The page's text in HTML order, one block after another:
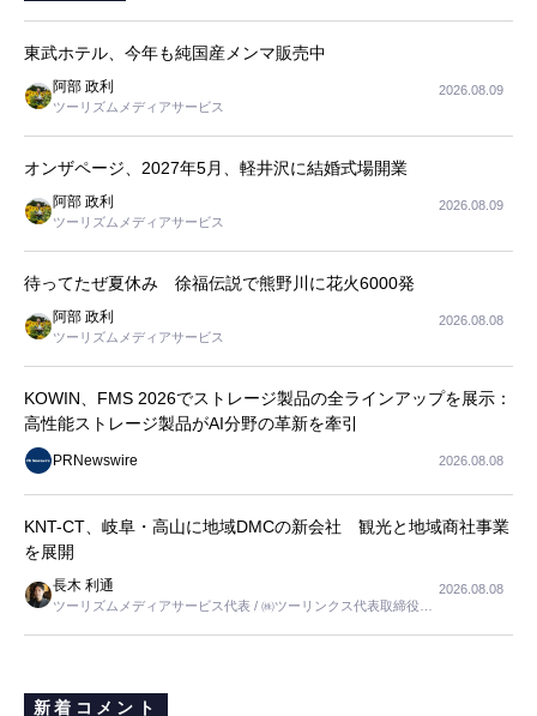
東武ホテル、今年も純国産メンマ販売中
阿部 政利
ツーリズムメディアサービス
2026.08.09
オンザページ、2027年5月、軽井沢に結婚式場開業
阿部 政利
ツーリズムメディアサービス
2026.08.09
待ってたぜ夏休み 徐福伝説で熊野川に花火6000発
阿部 政利
ツーリズムメディアサービス
2026.08.08
KOWIN、FMS 2026でストレージ製品の全ラインアップを展示：
高性能ストレージ製品がAI分野の革新を牽引
PRNewswire 2026.08.08
KNT-CT、岐阜・高山に地域DMCの新会社 観光と地域商社事業
を展開
長木 利通
ツーリズムメディアサービス代表 / ㈱ツーリンクス代表取締役社
2026.08.08
新着コメント